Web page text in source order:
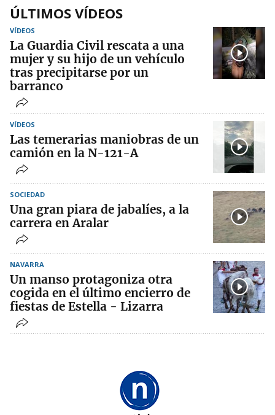
ÚLTIMOS VÍDEOS
VÍDEOS
La Guardia Civil rescata a una
mujer y su hijo de un vehículo
tras precipitarse por un
barranco
VÍDEOS
Las temerarias maniobras de un
camión en la N-121-A
SOCIEDAD
Una gran piara de jabalíes, a la
carrera en Aralar
NAVARRA
Un manso protagoniza otra
cogida en el último encierro de
fiestas de Estella - Lizarra